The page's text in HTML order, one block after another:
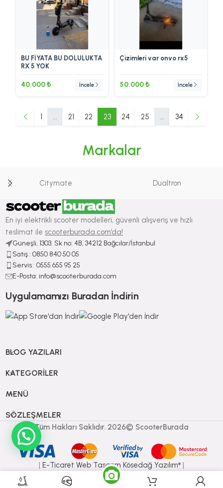
BU FİYATA BU DOLULUKTA
RX 5 YOK
40.000 ₺ İncele
Çizimleri var onvo rx5
50.000 ₺ İncele
1 ... 21 22 23 24 25 ... 34
Markalar
Citymate Dualtron
En iyi elektrikli scooter modelleri, güvenli alışveriş ve hızlı
teslimat ile scooterburada.com’da!
Güneşli, 1303. Sk no: 4B, 34212 Bağcılar/İstanbul
Satış : ⁠0850 840 50 05
Servis : 0555 655 95 25
E-Posta: info@scooterburada.com
Uygulamamızı Buradan İndirin
BLOG YAZILARI
KATEGORILER
MENÜ
SÖZLEŞMELER
Tüm Hakları Saklıdır. 2026© ScooterBurada
E-Ticaret Web Tasarım Kösedağ Yazılım®